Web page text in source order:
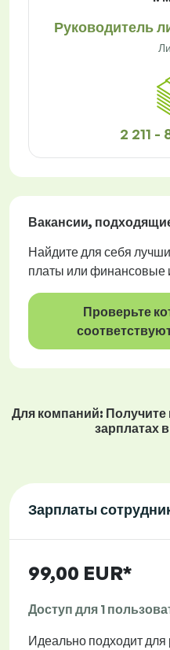
Руководитель
2 211 -
Вакансии,
Найдите для себя
платы или финансовые
Проверьте
Для компаний:
зарплатах
Зарплаты
99,00 EUR*
Доступ для 1
Идеально подходит для